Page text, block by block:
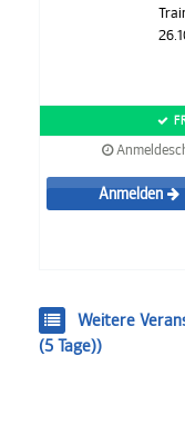
Anmelden
Weitere
(5 Tage))